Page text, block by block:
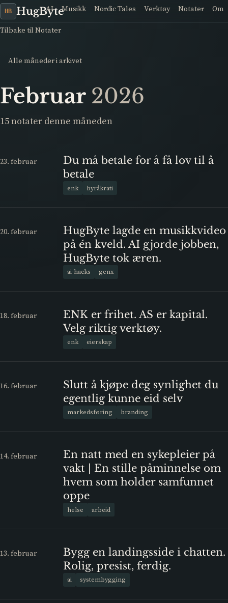
HB HugByte
AI Musikk Nordic Tales Verktøy Notater Om
Tilbake til Notater
Alle måneder i arkivet
Februar 2026
15 notater denne måneden
23. februar
Du må betale for å få lov til å
betale
enk byråkrati
20. februar
HugByte lagde en musikkvideo
på én kveld. AI gjorde jobben,
HugByte tok æren.
ai-hacks genx
18. februar
ENK er frihet. AS er kapital.
Velg riktig verktøy.
enk eierskap
16. februar
Slutt å kjøpe deg synlighet du
egentlig kunne eid selv
markedsføring branding
14. februar
En natt med en sykepleier på
vakt | En stille påminnelse om
hvem som holder samfunnet
oppe
helse arbeid
13. februar
Bygg en landingsside i chatten.
Rolig, presist, ferdig.
ai systembygging